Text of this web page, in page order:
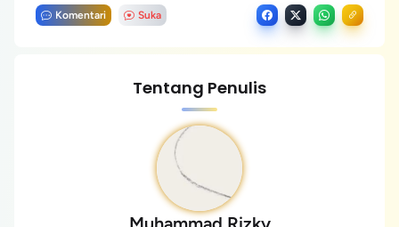
Komentari Suka
Tentang Penulis